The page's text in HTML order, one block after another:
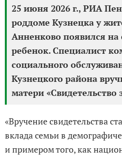
25 июня 2026 г., РИА
роддоме Кузнецка у
Анненково появился на
ребенок. Специалист
социального
Кузнецкого района
матери «Свидетельство
«Вручение свидетельства
вклада семьи в
и примером того, как